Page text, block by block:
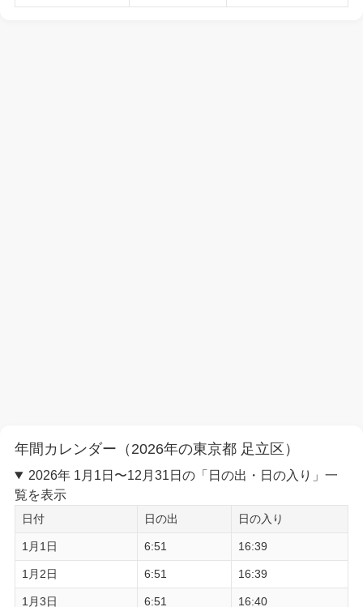
年間カレンダー（2026年の東京都 足立区）
2026年 1月1日〜12月31日の「日の出・日の入り」一
覧を表示
日付 日の出 日の入り
1月1日 6:51 16:39
1月2日 6:51 16:39
1月3日 6:51 16:40